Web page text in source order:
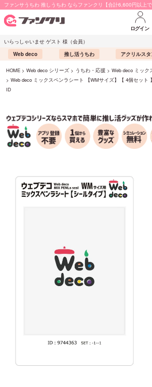
ファンサうちわ 推しうちわ ならファンクリ【合計6,600円以上で
ログイン
いらっしゃいませ ゲスト 様（会員）
Web deco
推し活うちわ アクリルスタ
HOME Web deco シリーズ うちわ・応援
Web deco ミック
Web deco ミックスペンラシート 【WMサイズ】【 4個セッ
ID